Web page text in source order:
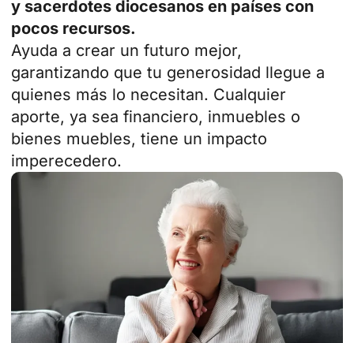
y sacerdotes diocesanos en países con
pocos recursos.
Ayuda a crear un futuro mejor,
garantizando que tu generosidad llegue a
quienes más lo necesitan. Cualquier
aporte, ya sea financiero, inmuebles o
bienes muebles, tiene un impacto
imperecedero.